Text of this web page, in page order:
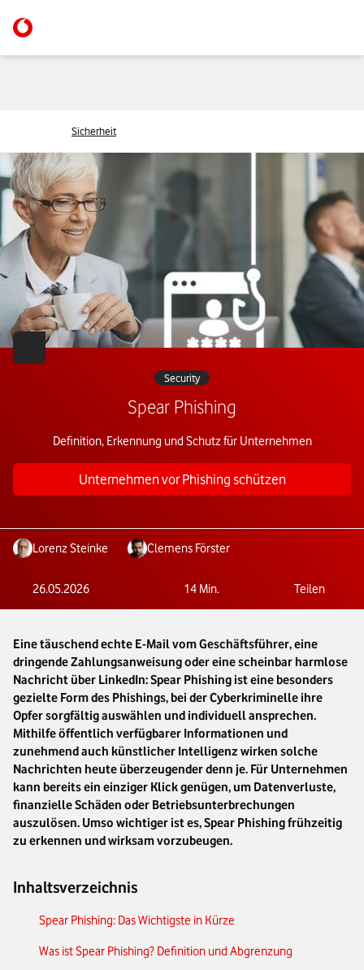
Sicherheit
Security
Spear Phishing
Definition, Erkennung und Schutz für Unternehmen
Unternehmen vor Phishing schützen
Lorenz Steinke Clemens Förster
26.05.2026 14 Min. Teilen
Eine täuschend echte E-Mail vom Geschäftsführer, eine
dringende Zahlungsanweisung oder eine scheinbar harmlose
Nachricht über LinkedIn: Spear Phishing ist eine besonders
gezielte Form des Phishings, bei der Cyberkriminelle ihre
Opfer sorgfältig auswählen und individuell ansprechen.
Mithilfe öffentlich verfügbarer Informationen und
zunehmend auch künstlicher Intelligenz wirken solche
Nachrichten heute überzeugender denn je. Für Unternehmen
kann bereits ein einziger Klick genügen, um Datenverluste,
finanzielle Schäden oder Betriebsunterbrechungen
auszulösen. Umso wichtiger ist es, Spear Phishing frühzeitig
zu erkennen und wirksam vorzubeugen.
Inhaltsverzeichnis
Spear Phishing: Das Wichtigste in Kürze
Was ist Spear Phishing? Definition und Abgrenzung